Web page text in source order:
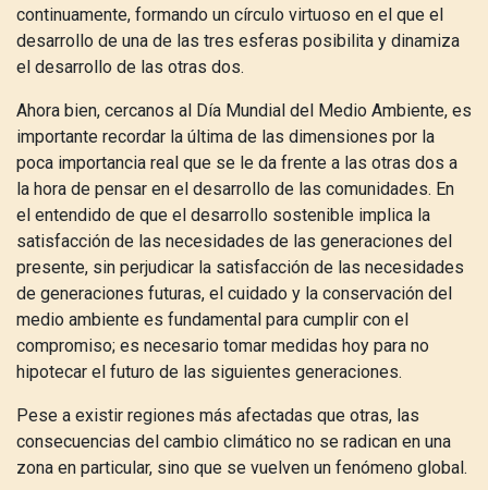
continuamente, formando un círculo virtuoso en el que el
desarrollo de una de las tres esferas posibilita y dinamiza
el desarrollo de las otras dos.
Ahora bien, cercanos al Día Mundial del Medio Ambiente, es
importante recordar la última de las dimensiones por la
poca importancia real que se le da frente a las otras dos a
la hora de pensar en el desarrollo de las comunidades. En
el entendido de que el desarrollo sostenible implica la
satisfacción de las necesidades de las generaciones del
presente, sin perjudicar la satisfacción de las necesidades
de generaciones futuras, el cuidado y la conservación del
medio ambiente es fundamental para cumplir con el
compromiso; es necesario tomar medidas hoy para no
hipotecar el futuro de las siguientes generaciones.
Pese a existir regiones más afectadas que otras, las
consecuencias del cambio climático no se radican en una
zona en particular, sino que se vuelven un fenómeno global.